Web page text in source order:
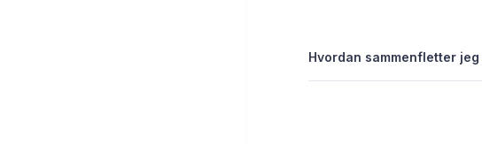
Hvordan sammenfletter